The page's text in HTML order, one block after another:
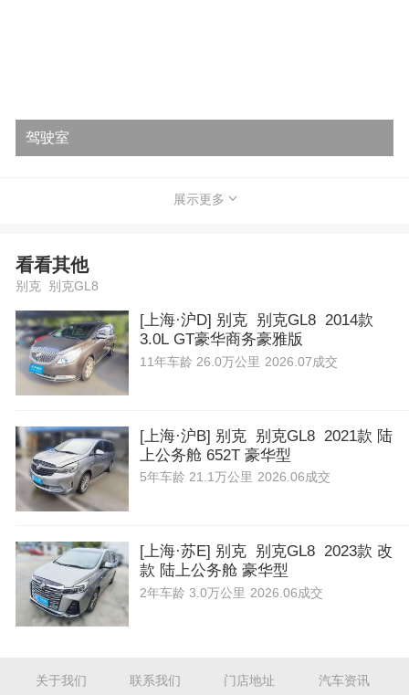
驾驶室
展示更多
看看其他
别克 别克GL8
[上海·沪D] 别克 别克GL8 2014款
3.0L GT豪华商务豪雅版
11年车龄 26.0万公里 2026.07成交
[上海·沪B] 别克 别克GL8 2021款 陆
上公务舱 652T 豪华型
5年车龄 21.1万公里 2026.06成交
[上海·苏E] 别克 别克GL8 2023款 改
款 陆上公务舱 豪华型
2年车龄 3.0万公里 2026.06成交
关于我们 联系我们 门店地址 汽车资讯